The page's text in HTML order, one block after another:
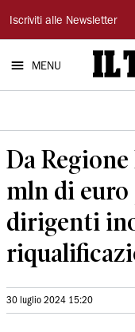
Il
Tirreno
Iscriviti alle Newsletter
MENU
Da
mln di euro
dirigenti
30 luglio 2024 15:20